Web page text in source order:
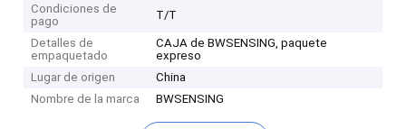
Condiciones de
pago
T/T
Detalles de
empaquetado
CAJA de BWSENSING, paquete
expreso
Lugar de origen
China
Nombre de la marca
BWSENSING